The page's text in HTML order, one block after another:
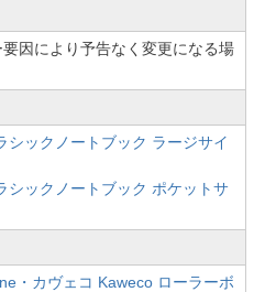
因により予告なく変更になる場
シックノートブック ラージサイ
シックノートブック ポケットサ
・カヴェコ Kaweco ローラーボ